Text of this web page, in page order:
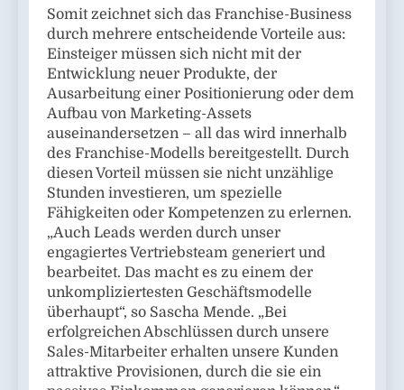
Somit zeichnet sich das Franchise-Business
durch mehrere entscheidende Vorteile aus:
Einsteiger müssen sich nicht mit der
Entwicklung neuer Produkte, der
Ausarbeitung einer Positionierung oder dem
Aufbau von Marketing-Assets
auseinandersetzen – all das wird innerhalb
des Franchise-Modells bereitgestellt. Durch
diesen Vorteil müssen sie nicht unzählige
Stunden investieren, um spezielle
Fähigkeiten oder Kompetenzen zu erlernen.
„Auch Leads werden durch unser
engagiertes Vertriebsteam generiert und
bearbeitet. Das macht es zu einem der
unkompliziertesten Geschäftsmodelle
überhaupt“, so Sascha Mende. „Bei
erfolgreichen Abschlüssen durch unsere
Sales-Mitarbeiter erhalten unsere Kunden
attraktive Provisionen, durch die sie ein